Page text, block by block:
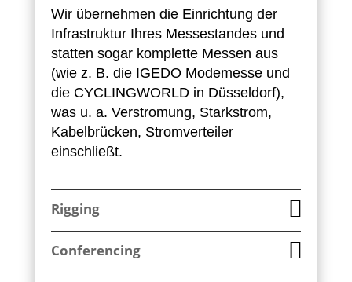
Wir übernehmen die Einrichtung der
Infrastruktur Ihres Messestandes und
statten sogar komplette Messen aus
(wie z. B. die IGEDO Modemesse und
die CYCLINGWORLD in Düsseldorf),
was u. a. Verstromung, Starkstrom,
Kabelbrücken, Stromverteiler
einschließt.
Rigging
Conferencing